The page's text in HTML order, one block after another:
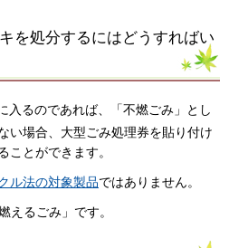
を処分するにはどうすればい
るのであれば、「不燃ごみ」とし
い場合、大型ごみ処理券を貼り付け
ことができます。
ル法の対象製品ではありません。
えるごみ」です。